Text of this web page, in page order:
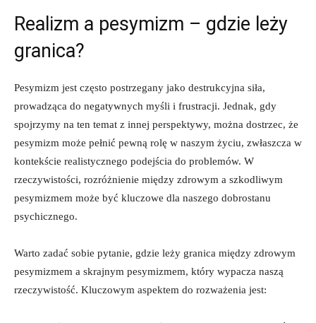
Realizm a pesymizm – gdzie leży
granica?
Pesymizm jest często postrzegany jako destrukcyjna siła,
prowadząca do negatywnych myśli i frustracji. Jednak, gdy
spojrzymy na ten temat z innej perspektywy, można dostrzec, że
pesymizm może pełnić pewną rolę w naszym życiu, zwłaszcza w
kontekście realistycznego podejścia do problemów. W
rzeczywistości, rozróżnienie między zdrowym a szkodliwym
pesymizmem może być kluczowe dla naszego dobrostanu
psychicznego.
Warto zadać sobie pytanie, gdzie leży granica między zdrowym
pesymizmem a skrajnym pesymizmem, który wypacza naszą
rzeczywistość. Kluczowym aspektem do rozważenia jest: